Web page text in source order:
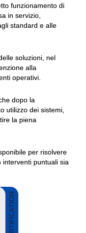
funzionamento di
in servizio,
standard e alle
soluzioni, nel
alla
operativi.
dopo la
utilizzo dei sistemi,
la piena
per risolvere
interventi puntuali sia